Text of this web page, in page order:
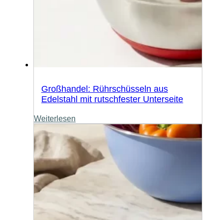
Großhandel: Rührschüsseln aus
Edelstahl mit rutschfester Unterseite
Weiterlesen